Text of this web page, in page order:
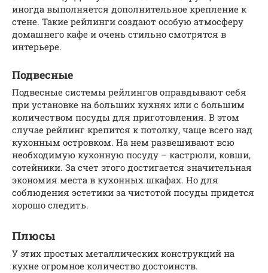
иногда выполняется дополнительное крепление к
стене. Такие рейлинги создают особую атмосферу
домашнего кафе и очень стильно смотрятся в
интерьере.
Подвесные
Подвесные системы рейлингов оправдывают себя
при установке на больших кухнях или с большим
количеством посуды для приготовления. В этом
случае рейлинг крепится к потолку, чаще всего над
кухонным островком. На нем развешивают всю
необходимую кухонную посуду – кастрюли, ковши,
сотейники. За счет этого достигается значительная
экономия места в кухонных шкафах. Но для
соблюдения эстетики за чистотой посуды придется
хорошо следить.
Плюсы
У этих простых металлических конструкций на
кухне огромное количество достоинств.